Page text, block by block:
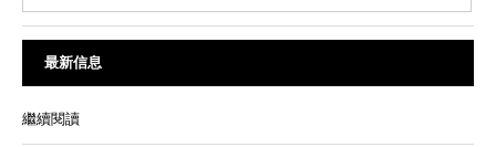
最新信息
繼續閱讀